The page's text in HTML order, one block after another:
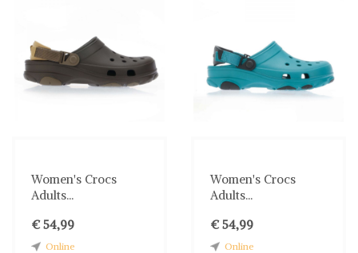
Women's Crocs
Adults...
€ 54,99
Online
Women's Crocs
Adults...
€ 54,99
Online